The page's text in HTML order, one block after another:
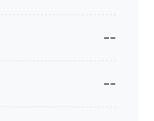
--
--